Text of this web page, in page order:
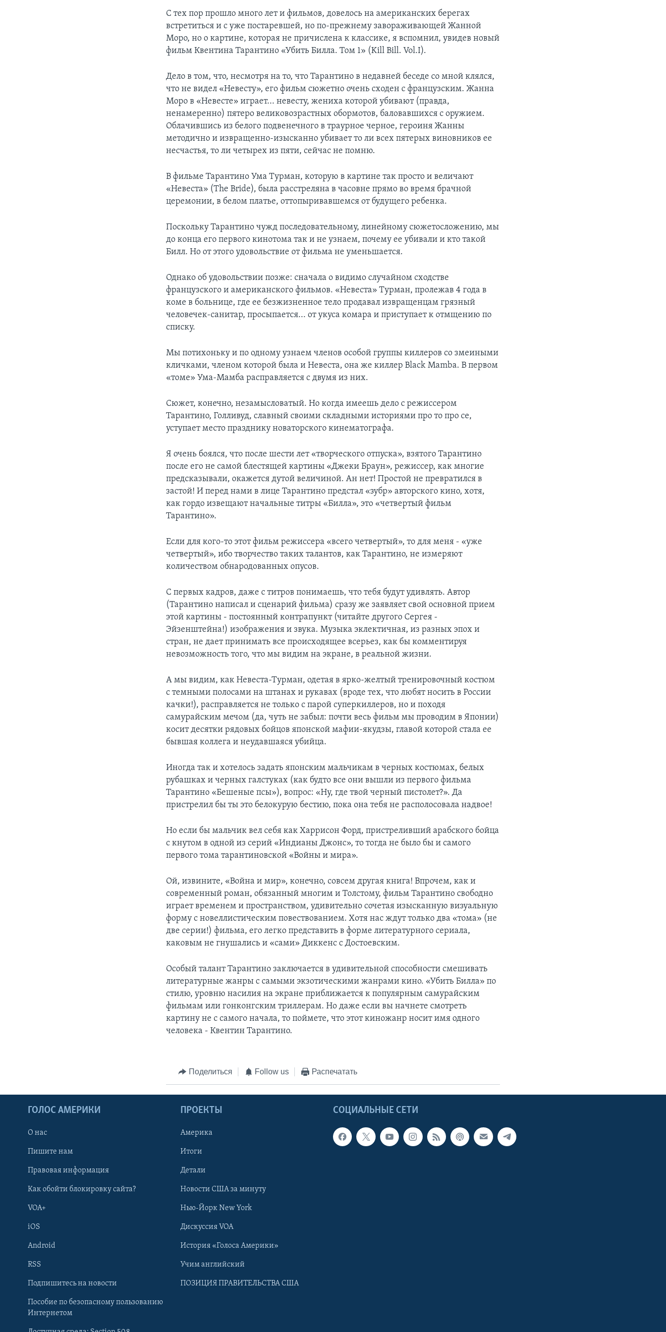
Learning English
С тех пор прошло много лет и фильмов, довелось на американских берегах
встретиться и с уже постаревшей, но по-прежнему завораживающей Жанной
Моро, но о картине, которая не причислена к классике, я вспомнил, увидев новый
фильм Квентина Тарантино «Убить Билла. Том 1» (Kill Bill. Vol.I).
Дело в том, что, несмотря на то, что Тарантино в недавней беседе со мной клялся,
что не видел «Невесту», его фильм сюжетно очень сходен с французским. Жанна
Моро в «Невесте» играет... невесту, жениха которой убивают (правда,
ненамеренно) пятеро великовозрастных обормотов, баловавшихся с оружием.
Облачившись из белого подвенечного в траурное черное, героиня Жанны
методично и извращенно-изысканно убивает то ли всех пятерых виновников ее
несчастья, то ли четырех из пяти, сейчас не помню.
В фильме Тарантино Ума Турман, которую в картине так просто и величают
«Невеста» (The Bride), была расстреляна в часовне прямо во время брачной
церемонии, в белом платье, оттопыривавшемся от будущего ребенка.
Поскольку Тарантино чужд последовательному, линейному сюжетосложению, мы
до конца его первого кинотома так и не узнаем, почему ее убивали и кто такой
Билл. Но от этого удовольствие от фильма не уменьшается.
Однако об удовольствии позже: сначала о видимо случайном сходстве
французского и американского фильмов. «Невеста» Турман, пролежав 4 года в
коме в больнице, где ее безжизненное тело продавал извращенцам грязный
человечек-санитар, просыпается... от укуса комара и приступает к отмщению по
списку.
Мы потихоньку и по одному узнаем членов особой группы киллеров со змеиными
кличками, членом которой была и Невеста, она же киллер Black Mamba. В первом
«томе» Ума-Мамба расправляется с двумя из них.
Сюжет, конечно, незамысловатый. Но когда имеешь дело с режиссером
Тарантино, Голливуд, славный своими складными историями про то про се,
уступает место празднику новаторского кинематографа.
Я очень боялся, что после шести лет «творческого отпуска», взятого Тарантино
после его не самой блестящей картины «Джеки Браун», режиссер, как многие
предсказывали, окажется дутой величиной. Ан нет! Простой не превратился в
застой! И перед нами в лице Тарантино предстал «зубр» авторского кино, хотя,
как гордо извещают начальные титры «Билла», это «четвертый фильм
Тарантино».
Если для кого-то этот фильм режиссера «всего четвертый», то для меня - «уже
четвертый», ибо творчество таких талантов, как Тарантино, не измеряют
количеством обнародованных опусов.
С первых кадров, даже с титров понимаешь, что тебя будут удивлять. Автор
(Тарантино написал и сценарий фильма) сразу же заявляет свой основной прием
этой картины - постоянный контрапункт (читайте другого Сергея -
Эйзенштейна!) изображения и звука. Музыка эклектичная, из разных эпох и
стран, не дает принимать все происходящее всерьез, как бы комментируя
невозможность того, что мы видим на экране, в реальной жизни.
А мы видим, как Невеста-Турман, одетая в ярко-желтый тренировочный костюм
с темными полосами на штанах и рукавах (вроде тех, что любят носить в России
качки!), расправляется не только с парой суперкиллеров, но и походя
самурайским мечом (да, чуть не забыл: почти весь фильм мы проводим в Японии)
косит десятки рядовых бойцов японской мафии-якудзы, главой которой стала ее
бывшая коллега и неудавшаяся убийца.
Иногда так и хотелось задать японским мальчикам в черных костюмах, белых
рубашках и черных галстуках (как будто все они вышли из первого фильма
Тарантино «Бешеные псы»), вопрос: «Ну, где твой черный пистолет?». Да
пристрелил бы ты это белокурую бестию, пока она тебя не располосовала надвое!
Но если бы мальчик вел себя как Харрисон Форд, пристреливший арабского бойца
с кнутом в одной из серий «Индианы Джонс», то тогда не было бы и самого
первого тома тарантиновской «Войны и мира».
Ой, извините, «Война и мир», конечно, совсем другая книга! Впрочем, как и
современный роман, обязанный многим и Толстому, фильм Тарантино свободно
играет временем и пространством, удивительно сочетая изысканную визуальную
форму с новеллистическим повествованием. Хотя нас ждут только два «тома» (не
две серии!) фильма, его легко представить в форме литературного сериала,
каковым не гнушались и «сами» Диккенс с Достоевским.
Особый талант Тарантино заключается в удивительной способности смешивать
литературные жанры с самыми экзотическими жанрами кино. «Убить Билла» по
стилю, уровню насилия на экране приближается к популярным самурайским
фильмам или гонконгским триллерам. Но даже если вы начнете смотреть
картину не с самого начала, то поймете, что этот киножанр носит имя одного
человека - Квентин Тарантино.
Поделиться Follow us Распечатать
СОЦИАЛЬНЫЕ СЕТИ
ГОЛОС АМЕРИКИ
О нас
Пишите нам
Правовая информация
Как обойти блокировку сайта?
VOA+
iOS
Android
RSS
Подпишитесь на новости
Пособие по безопасному пользованию
Интернетом
ПРОЕКТЫ
Америка
Итоги
Детали
Новости США за минуту
Нью-Йорк New York
Дискуссия VOA
История «Голоса Америки»
Учим английский
ПОЗИЦИЯ ПРАВИТЕЛЬСТВА США